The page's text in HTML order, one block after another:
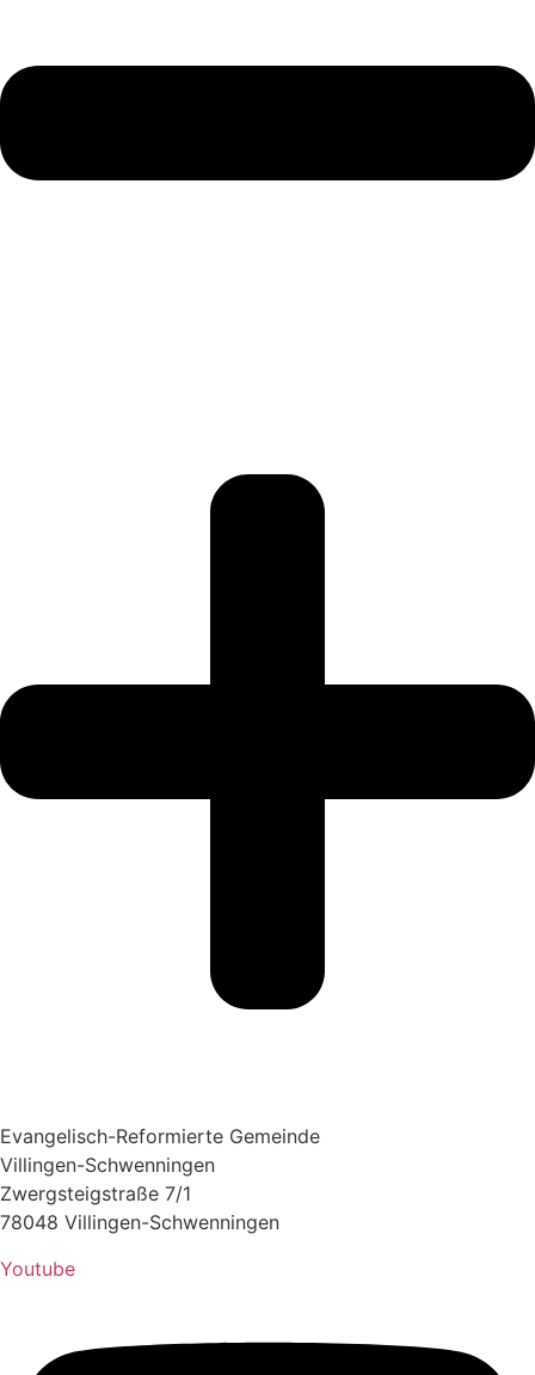
Evangelisch-Reformierte Gemeinde
Villingen-Schwenningen
Zwergsteigstraße 7/1
78048 Villingen-Schwenningen
Youtube